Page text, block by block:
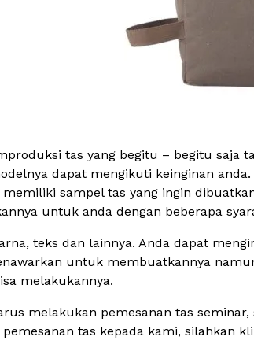
tas yang begitu – begitu
dapat mengikuti keinginan
sampel tas yang ingin
untuk anda dengan beberapa
teks dan lainnya. Anda dapat
untuk membuatkannya
melakukannya.
melakukan pemesanan tas
tas kepada kami, silahkan